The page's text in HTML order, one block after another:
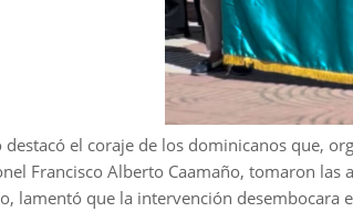
destacó el coraje de los dominicanos que,
Francisco Alberto Caamaño, tomaron
lamentó que la intervención desembocara